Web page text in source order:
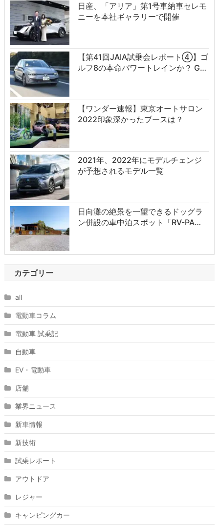
日産、「アリア」第1号車納車セレモ
ニーを本社ギャラリーで開催
【第41回JAIA試乗会レポート④】ゴ
ルフ8の本命パワートレインか？ G…
【ワンダー速報】東京オートサロン
2022印象深かったブースは？
2021年、2022年にモデルチェンジ
が予想されるモデル一覧
日向灘の絶景を一望できるドッグラ
ン併設の車中泊スポット「RV-PA…
カテゴリー
all
電動車コラム
電動車 試乗記
自動車
EV・電動車
店舗
業界ニュース
新車情報
新技術
試乗レポート
アウトドア
レジャー
キャンピングカー